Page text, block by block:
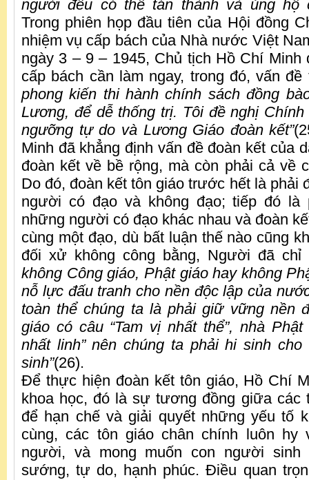
người đều có thể tán thành và ủng hộ
Trong phiên họp đầu tiên của Hội đồng
nhiệm vụ cấp bách của Nhà nước Việt
ngày 3 – 9 – 1945, Chủ tịch Hồ Chí Minh
cấp bách cần làm ngay, trong đó, vấn
phong kiến thi hành chính sách đồng
Lương, để dễ thống trị. Tôi đề nghị
ngưỡng tự do và Lương Giáo đoàn kết”
Minh đã khẳng định vấn đề đoàn kết của
đoàn kết về bề rộng, mà còn phải cả về
Do đó, đoàn kết tôn giáo trước hết là phải
người có đạo và không đạo; tiếp đó là
những người có đạo khác nhau và đoàn
cùng một đạo, dù bất luận thế nào cũng
đối xử không công bằng, Người đã
không Công giáo, Phật giáo hay không
nỗ lực đấu tranh cho nền độc lập của
toàn thể chúng ta là phải giữ vững nền
giáo có câu “Tam vị nhất thể”, nhà
nhất linh” nên chúng ta phải hi sinh
sinh”(26).
Để thực hiện đoàn kết tôn giáo, Hồ Chí
khoa học, đó là sự tương đồng giữa các
để hạn chế và giải quyết những yếu tố
cùng, các tôn giáo chân chính luôn hy
người, và mong muốn con người
sướng, tự do, hạnh phúc. Điều quan